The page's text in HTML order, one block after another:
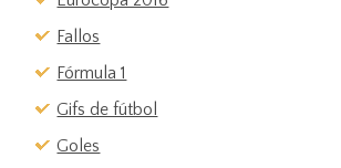
Fallos
Fórmula 1
Gifs de fútbol
Goles